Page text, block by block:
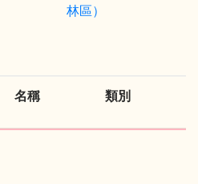
林區）
名稱 類別